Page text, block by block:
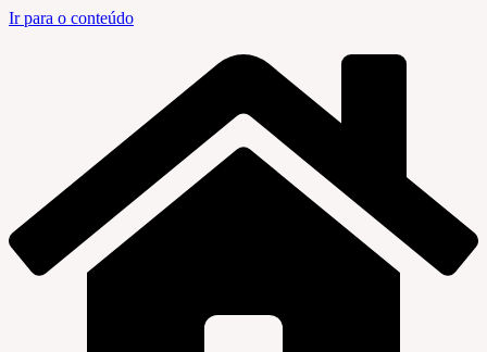
Ir para o conteúdo